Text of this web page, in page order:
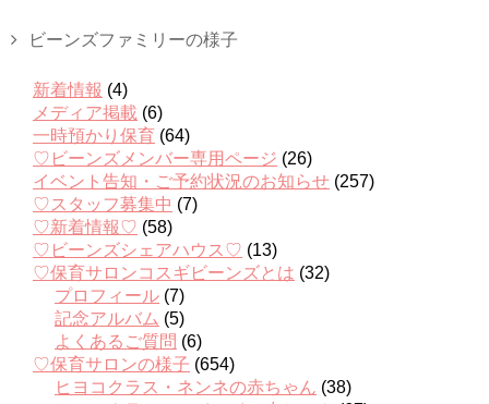
ビーンズファミリーの様子
新着情報 (4)
メディア掲載 (6)
一時預かり保育 (64)
♡ビーンズメンバー専用ページ (26)
イベント告知・ご予約状況のお知らせ (257)
♡スタッフ募集中 (7)
♡新着情報♡ (58)
♡ビーンズシェアハウス♡ (13)
♡保育サロンコスギビーンズとは (32)
プロフィール (7)
記念アルバム (5)
よくあるご質問 (6)
♡保育サロンの様子 (654)
ヒヨコクラス・ネンネの赤ちゃん (38)